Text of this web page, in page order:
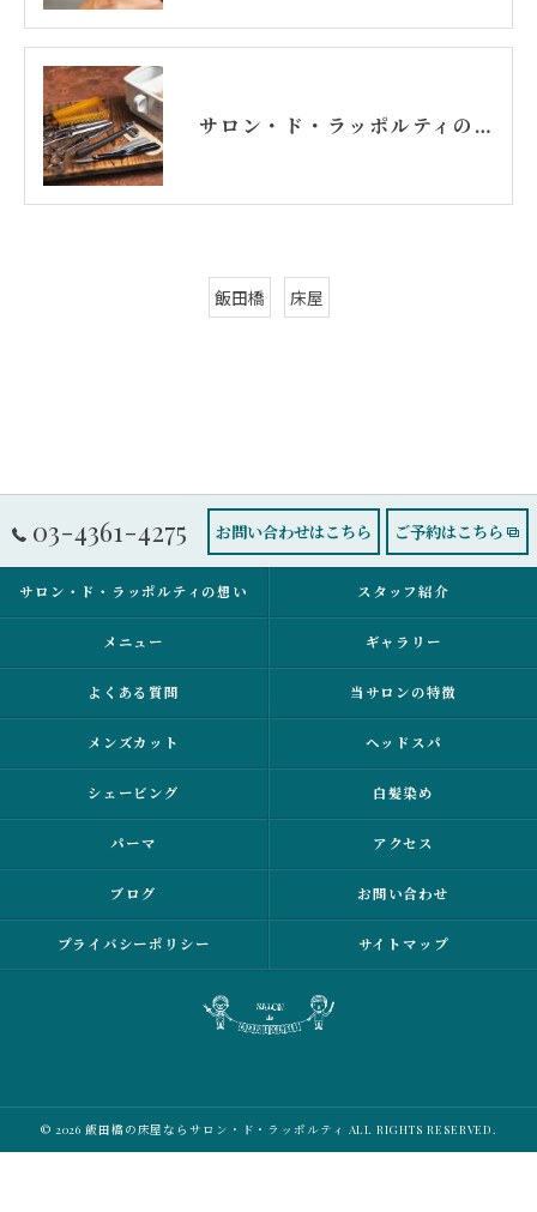
サロン・ド・ラッポルティの想い
飯田橋 床屋
03-4361-4275 お問い合わせはこちら ご予約はこちら
サロン・ド・ラッポルティの想い スタッフ紹介
メニュー ギャラリー
よくある質問 当サロンの特徴
メンズカット ヘッドスパ
シェービング 白髪染め
パーマ アクセス
ブログ お問い合わせ
プライバシーポリシー サイトマップ
© 2026 飯田橋の床屋ならサロン・ド・ラッポルティ ALL RIGHTS RESERVED.